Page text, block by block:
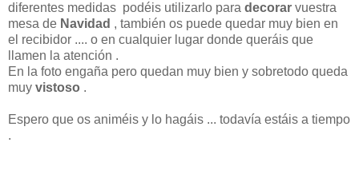
diferentes medidas podéis utilizarlo para decorar vuestra
mesa de Navidad , también os puede quedar muy bien en
el recibidor .... o en cualquier lugar donde queráis que
llamen la atención .
En la foto engaña pero quedan muy bien y sobretodo queda
muy vistoso .
Espero que os animéis y lo hagáis ... todavía estáis a tiempo
.